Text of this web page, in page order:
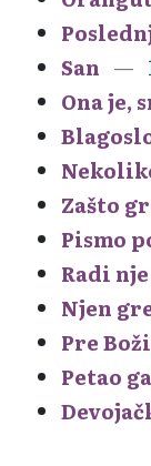
San
Ona je,
Zašto
Pismo
Radi nje
Njen
Pre
Petao